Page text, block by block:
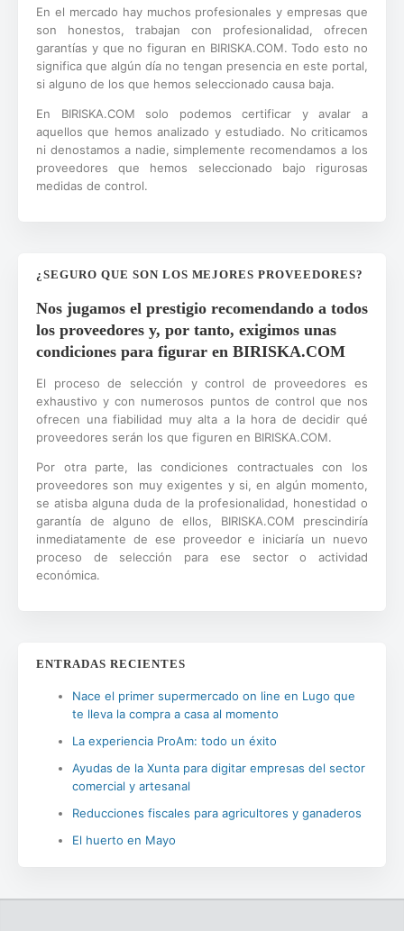
En el mercado hay muchos profesionales y empresas que
son honestos, trabajan con profesionalidad, ofrecen
garantías y que no figuran en BIRISKA.COM. Todo esto no
significa que algún día no tengan presencia en este portal,
si alguno de los que hemos seleccionado causa baja.
En BIRISKA.COM solo podemos certificar y avalar a
aquellos que hemos analizado y estudiado. No criticamos
ni denostamos a nadie, simplemente recomendamos a los
proveedores que hemos seleccionado bajo rigurosas
medidas de control.
¿SEGURO QUE SON LOS MEJORES PROVEEDORES?
Nos jugamos el prestigio recomendando a todos
los proveedores y, por tanto, exigimos unas
condiciones para figurar en BIRISKA.COM
El proceso de selección y control de proveedores es
exhaustivo y con numerosos puntos de control que nos
ofrecen una fiabilidad muy alta a la hora de decidir qué
proveedores serán los que figuren en BIRISKA.COM.
Por otra parte, las condiciones contractuales con los
proveedores son muy exigentes y si, en algún momento,
se atisba alguna duda de la profesionalidad, honestidad o
garantía de alguno de ellos, BIRISKA.COM prescindiría
inmediatamente de ese proveedor e iniciaría un nuevo
proceso de selección para ese sector o actividad
económica.
ENTRADAS RECIENTES
Nace el primer supermercado on line en Lugo que
te lleva la compra a casa al momento
La experiencia ProAm: todo un éxito
Ayudas de la Xunta para digitar empresas del sector
comercial y artesanal
Reducciones fiscales para agricultores y ganaderos
El huerto en Mayo